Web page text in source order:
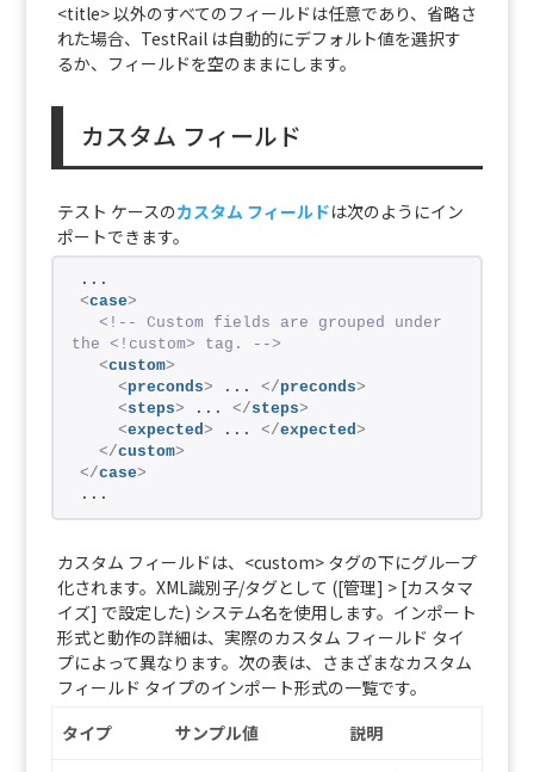
<title> 以外のすべてのフィールドは任意であり、省略さ
れた場合、TestRail は自動的にデフォルト値を選択す
るか、フィールドを空のままにします。
カスタム フィールド
テスト ケースのカスタム フィールドは次のようにイン
ポートできます。
...
<case>
<!-- Custom fields are grouped under
the <!custom> tag. -->
<custom>
<preconds> ... </preconds>
<steps> ... </steps>
<expected> ... </expected>
</custom>
</case>
...
カスタム フィールドは、<custom> タグの下にグループ
化されます。XML識別子/タグとして ([管理] > [カスタマ
イズ] で設定した) システム名を使用します。インポート
形式と動作の詳細は、実際のカスタム フィールド タイ
プによって異なります。次の表は、さまざまなカスタム
フィールド タイプのインポート形式の一覧です。
タイプ
サンプル値 説明